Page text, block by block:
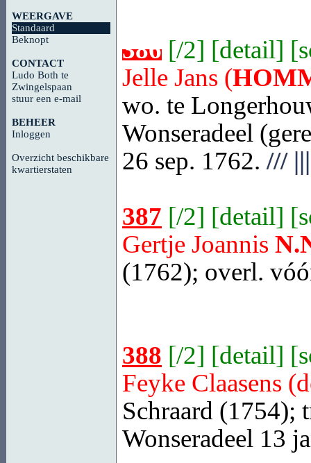
WEERGAVE
Standaard
Beknopt
CONTACT
Ludo Both te
Zwingelspaan
stuur een e-mail
BEHEER
Inloggen
Overzicht beschikbare
kwartierstaten
386 [/2] [detail] [
Jelle Jans (
wo. te
Wonseradeel
26 sep. 1762. ///|||
387 [/2] [detail] [
Gertje Joannis
(1762); overl.
388 [/2] [detail] [
Feyke Claasens
Schraard (1754);
Wonseradeel 13